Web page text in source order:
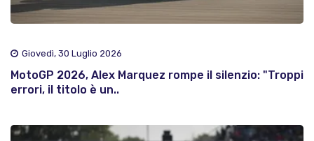
Giovedì, 30 Luglio 2026
MotoGP 2026, Alex Marquez rompe il silenzio: "Troppi
errori, il titolo è un..